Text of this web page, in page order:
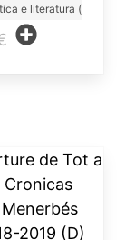
e literatura (…